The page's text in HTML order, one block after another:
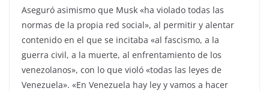
Aseguró asimismo que Musk «ha violado todas las
normas de la propia red social», al permitir y alentar
contenido en el que se incitaba «al fascismo, a la
guerra civil, a la muerte, al enfrentamiento de los
venezolanos», con lo que violó «todas las leyes de
Venezuela». «En Venezuela hay ley y vamos a hacer